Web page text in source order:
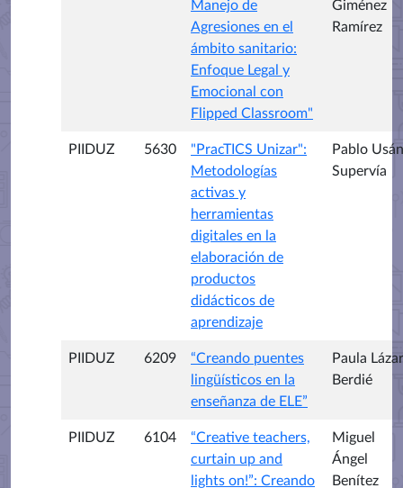
Manejo de
Agresiones en el
ámbito sanitario:
Enfoque Legal y
Emocional con
Flipped Classroom"
Giménez
Ramírez
PIIDUZ 5630
"PracTICS Unizar":
Metodologías
activas y
herramientas
digitales en la
elaboración de
productos
didácticos de
aprendizaje
Pablo Usán
Supervía
PIIDUZ 6209
“Creando puentes
lingüísticos en la
enseñanza de ELE”
Paula
Berdié
PIIDUZ 6104
“Creative teachers,
curtain up and
lights on!”: Creando
Miguel
Ángel
Benítez